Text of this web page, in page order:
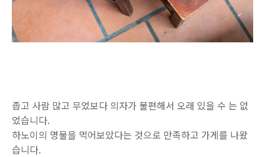
좁고 사람 많고 무었보다 의자가 불편해서 오래 있을 수 는 없
었습니다.
하노이의 명물을 먹어보았다는 것으로 만족하고 가게를 나왔
습니다.